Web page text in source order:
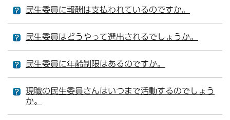
民生委員に報酬は支払われているのですか。
民生委員はどうやって選出されるでしょうか。
民生委員に年齢制限はあるのですか。
現職の民生委員さんはいつまで活動するのでしょう
か。